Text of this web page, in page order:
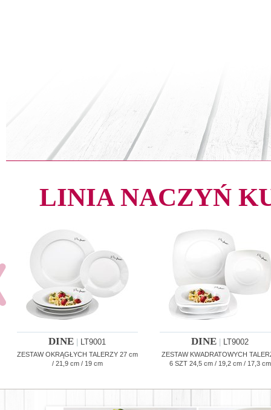
LINIA NACZYŃ
DINE LT9001
ZESTAW OKRĄGŁYCH TALERZY 27 cm
/ 21,9 cm / 19 cm
DINE LT9002
ZESTAW KWADRATOWYCH
6 SZT 24,5 cm / 19,2 cm / 17,3 cm